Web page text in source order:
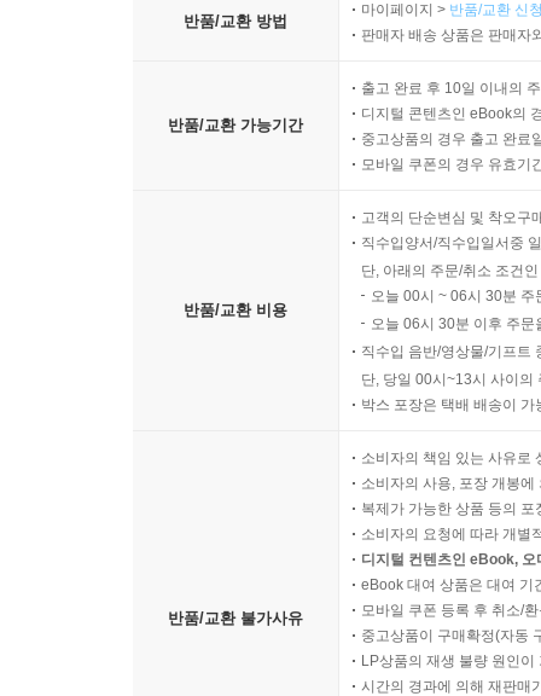
반품/교환 방법
마이페이지 > 반품/교환 신
판매자 배송 상품은 판매자
반품/교환 가능기간
출고 완료 후 10일 이내의
디지털 콘텐츠인 eBook의
중고상품의 경우 출고 완료
모바일 쿠폰의 경우 유효기
반품/교환 비용
고객의 단순변심 및 착오구
직수입양서/직수입일서중
단, 아래의 주문/취소 조건
오늘 00시 ~ 06시 30분
오늘 06시 30분 이후 주
직수입 음반/영상물/기프트
단, 당일 00시~13시 사이의
박스 포장은 택배 배송이
반품/교환 불가사유
소비자의 책임 있는 사유로
소비자의 사용, 포장 개봉
복제가 가능한 상품 등의
소비자의 요청에 따라 개별
디지털 컨텐츠인 eBook,
eBook 대여 상품은 대여 기
모바일 쿠폰 등록 후 취소/
중고상품이 구매확정(자동
LP상품의 재생 불량 원인
시간의 경과에 의해 재판매